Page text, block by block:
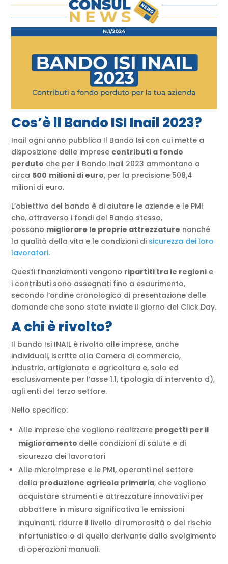
Cos’è ll Bando ISI Inail 2023?
Inail ogni anno pubblica Il Bando Isi con cui mette a
disposizione delle imprese contributi a fondo
perduto che per il Bando Inail 2023 ammontano a
circa 500 milioni di euro, per la precisione 508,4
milioni di euro.
L’obiettivo del bando è di aiutare le aziende e le PMI
che, attraverso i fondi del Bando stesso,
possono migliorare le proprie attrezzature nonché
la qualità della vita e le condizioni di sicurezza dei loro
lavoratori.
Questi finanziamenti vengono ripartiti tra le regioni e
i contributi sono assegnati fino a esaurimento,
secondo l’ordine cronologico di presentazione delle
domande che sono state inviate il giorno del Click Day.
A chi è rivolto?
Il bando Isi INAIL è rivolto alle imprese, anche
individuali, iscritte alla Camera di commercio,
industria, artigianato e agricoltura e, solo ed
esclusivamente per l’asse 1.1, tipologia di intervento d),
agli enti del terzo settore.
Nello specifico:
Alle imprese che vogliono realizzare progetti per il
miglioramento delle condizioni di salute e di
sicurezza dei lavoratori
Alle microimprese e le PMI, operanti nel settore
della produzione agricola primaria, che vogliono
acquistare strumenti e attrezzature innovativi per
abbattere in misura significativa le emissioni
inquinanti, ridurre il livello di rumorosità o del rischio
infortunistico o di quello derivante dallo svolgimento
di operazioni manuali.